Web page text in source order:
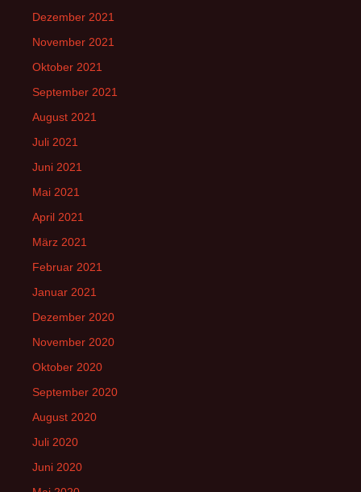
Dezember 2021
November 2021
Oktober 2021
September 2021
August 2021
Juli 2021
Juni 2021
Mai 2021
April 2021
März 2021
Februar 2021
Januar 2021
Dezember 2020
November 2020
Oktober 2020
September 2020
August 2020
Juli 2020
Juni 2020